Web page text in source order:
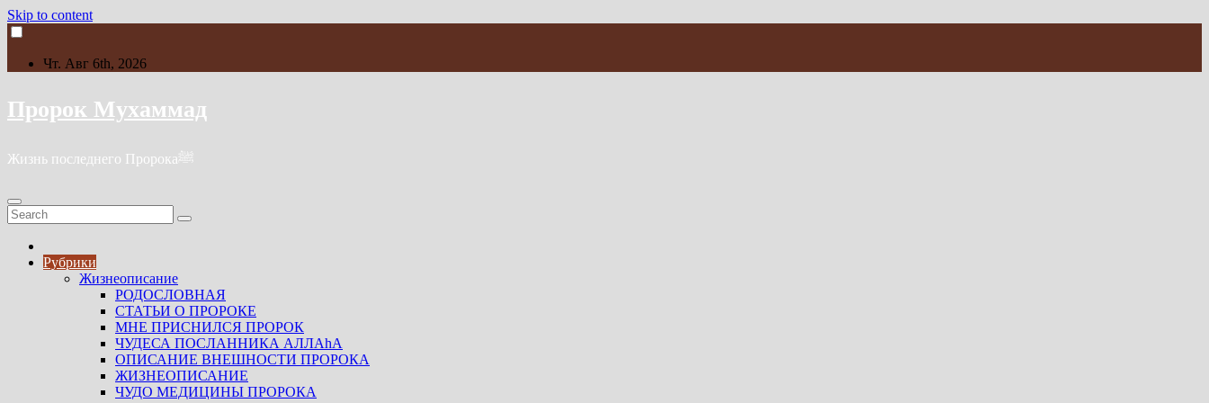
Skip to content
Чт. Авг 6th, 2026
Пророк Мухаммад
Жизнь последнего Пророкаﷺ
Рубрики
Жизнеописание
РОДОСЛОВНАЯ
СТАТЬИ О ПРОРОКЕ
МНЕ ПРИСНИЛСЯ ПРОРОК
ЧУДЕСА ПОСЛАННИКА АЛЛАhА
ОПИСАНИЕ ВНЕШНОСТИ ПРОРОКА
ЖИЗНЕОПИСАНИЕ
ЧУДО МЕДИЦИНЫ ПРОРОКА